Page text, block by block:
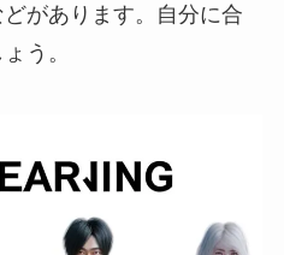
があります。自分に合
う。